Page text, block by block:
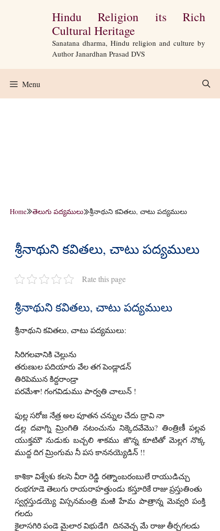
Hindu Religion its Rich
Cultural Heritage
Sanatana dharma, Hindu religion and culture by
Author Janardhan Prasad DVS
Menu
Home తెలుగు పద్యములు శ్రీనాథుని కవితలు, చాటు పద్యములు
శ్రీనాథుని కవితలు, చాటు పద్యములు
Rate this page
శ్రీనాథుని కవితలు, చాటు పద్యములు
శ్రీనాథుని కవితలు, చాటు పద్యములు:
సిరిగలవానికి చెల్లును
తరుణుల పదియారు వేల తగ పెండ్లాడన్
తిరిపెమున కిద్దరాండ్రా
పరమేశా! గంగవిడుము పార్వతి చాలున్ !
ఫుల్ల సరోజ నేత్ర అల పూతన చన్నుల చేదు ద్రావి నా
డల్ల దవాగ్ని మ్రింగితి నటంచును నిక్కెదవేమొ? తింత్రిణీ పల్లవ
యుక్తమౌ నుడుకు బచ్చలి శాకము జొన్న కూటితో మెల్లగ నొక్క
ముద్ద దిగ మ్రింగుమ నీ పస కాననయ్యెడిన్ !!
కాశికా విశ్వేశు కలసె వీరా రెడ్డి రత్నాంబరంబులే రాయుడిచ్చు
రంభగూడె తెలుగు రాయరాహత్తుండు కస్తూరికే రాజు ప్రస్తుతింతు
స్వర్గస్తుడయ్యె విస్సనమంత్రి మఱి హేమ పాత్రాన్న మెవ్వరి పంక్తి
గలదు
కైలాసగిరి పండె మైలార విభుడేగి దినవెచ్చ మే రాజు తీర్చగలడు